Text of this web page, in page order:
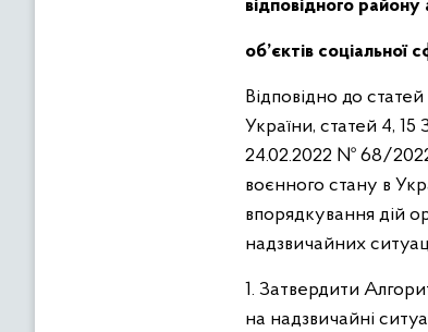
відповідного
об’єктів
Відповідно до
України, статей 4,
24.02.2022 № 68/2022
воєнного стану в
впорядкування дій
надзвичайних
1. Затвердити
на надзвичайні